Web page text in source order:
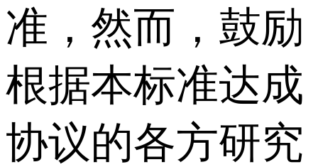
准，然而，鼓励
根据本标准达成
协议的各方研究